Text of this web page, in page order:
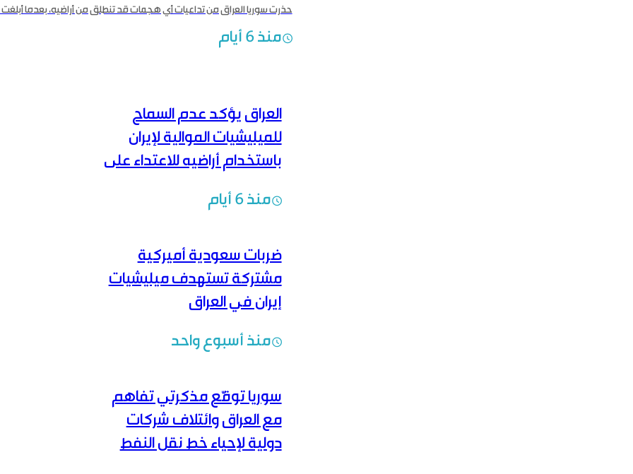
منذ 6 أيام
العراق يؤكد عدم السماح
للميليشيات الموالية لإيران
باستخدام أراضيه للاعتداء على
منذ 6 أيام
ضربات سعودية أميركية
مشتركة تستهدف ميليشيات
إيران في العراق
منذ أسبوع واحد
سوريا توقّع مذكرتي تفاهم
مع العراق وائتلاف شركات
دولية لإحياء خط نقل النفط